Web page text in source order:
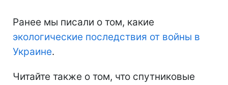
Ранее мы писали о том, какие
экологические последствия от войны в
Украине.
Читайте также о том, что спутниковые